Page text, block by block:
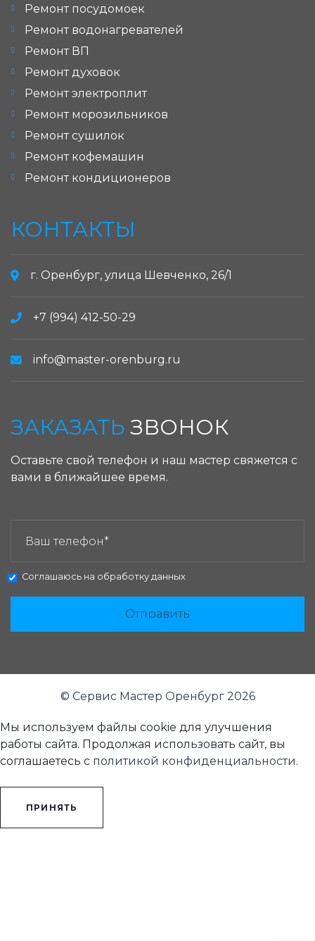
Ремонт посудомоек
Ремонт водонагревателей
Ремонт ВП
Ремонт духовок
Ремонт электроплит
Ремонт морозильников
Ремонт сушилок
Ремонт кофемашин
Ремонт кондиционеров
КОНТАКТЫ
г. Оренбург, улица Шевченко, 26/1
+7 (994) 412-50-29
info@master-orenburg.ru
ЗАКАЗАТЬ ЗВОНОК
Оставьте свой телефон и наш мастер свяжется с
вами в ближайшее время.
Соглашаюсь на обработку данных
Отправить
© Сервис Мастер Оренбург 2026
Мы используем файлы cookie для улучшения
работы сайта. Продолжая использовать сайт, вы
соглашаетесь с политикой конфиденциальности.
ПРИНЯТЬ